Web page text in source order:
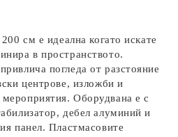
см е идеална когато искате
в пространството.
погледа от разстояние
центрове, изложби и
Оборудвана е с
дебел алуминий и
панел. Пластмасовите